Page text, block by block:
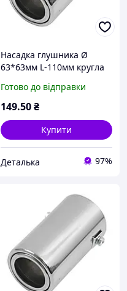
Насадка глушника Ø
63*63мм L-110мм кругла
106034
Готово до відправки
149.50₴
Купити
Деталька 97%